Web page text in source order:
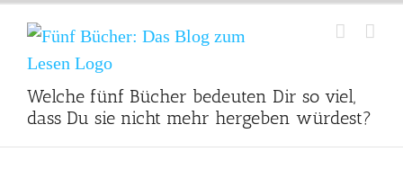
Inhalt
springen
Welche fünf Bücher bedeuten Dir so viel,
dass Du sie nicht mehr hergeben würdest?